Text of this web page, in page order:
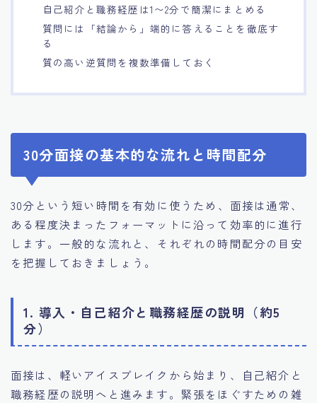
自己紹介と職務経歴は1〜2分で簡潔にまとめる
質問には「結論から」端的に答えることを徹底す
る
質の高い逆質問を複数準備しておく
30分面接の基本的な流れと時間配分
30分という短い時間を有効に使うため、面接は通常、
ある程度決まったフォーマットに沿って効率的に進行
します。一般的な流れと、それぞれの時間配分の目安
を把握しておきましょう。
1. 導入・自己紹介と職務経歴の説明（約5
分）
面接は、軽いアイスブレイクから始まり、自己紹介と
職務経歴の説明へと進みます。緊張をほぐすための雑